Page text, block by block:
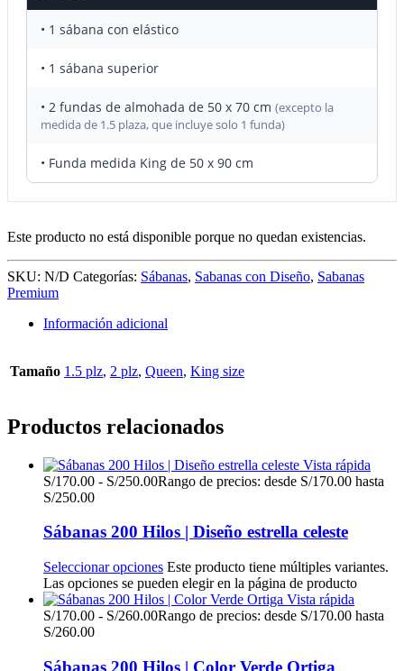
• 1 sábana con elástico
• 1 sábana superior
• 2 fundas de almohada de 50 x 70 cm (excepto la
medida de 1.5 plaza, que incluye solo 1 funda)
• Funda medida King de 50 x 90 cm
Este producto no está disponible porque no quedan existencias.
SKU: N/D Categorías: Sábanas, Sabanas con Diseño, Sabanas
Premium
Información adicional
Tamaño 1.5 plz, 2 plz, Queen, King size
Productos relacionados
Vista rápida
S/170.00 - S/250.00Rango de precios: desde S/170.00 hasta
S/250.00
Sábanas 200 Hilos | Diseño estrella celeste
Seleccionar opciones Este producto tiene múltiples variantes.
Las opciones se pueden elegir en la página de producto
Vista rápida
S/170.00 - S/260.00Rango de precios: desde S/170.00 hasta
S/260.00
Sábanas 200 Hilos | Color Verde Ortiga